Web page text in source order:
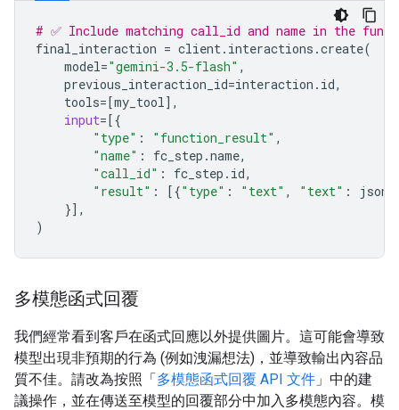
# ✅ Include matching call_id and name in the
final_interaction = client. interactions .create(
model="gemini-3.5-flash" ,
previous_interaction_id=interaction . id,
tools=[my_tool],
input=[{
"type" : "function_result" ,
"name" : fc_step .name,
"call_id" : fc_step . id,
"result" : [{"type" : "text" , "text" : json
}],
)
多模態函式回覆
我們經常看到客戶在函式回應以外提供圖片。這可能會導致
模型出現非預期的行為 (例如洩漏想法)，並導致輸出內容品
質不佳。請改為按照「多模態函式回覆 API 文件 」中的建
議操作，並在傳送至模型的回覆部分中加入多模態內容。模